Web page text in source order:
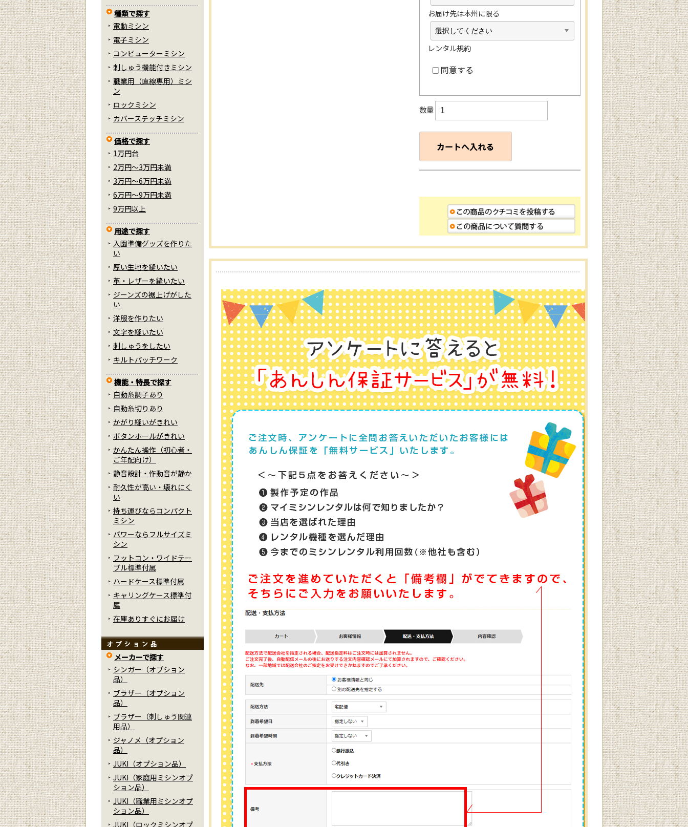
お届け先は本州に限る
レンタル規約
同意する
数量
種類で探す
電動ミシン
電子ミシン
コンピューターミシン
刺しゅう機能付きミシン
職業用（直線専用）ミシ
ン
ロックミシン
カバーステッチミシン
価格で探す
1万円台
2万円～3万円未満
3万円～6万円未満
6万円～9万円未満
9万円以上
用途で探す
入園準備グッズを作りた
い
厚い生地を縫いたい
革・レザーを縫いたい
ジーンズの裾上げがした
い
洋服を作りたい
文字を縫いたい
刺しゅうをしたい
キルトパッチワーク
機能・特長で探す
自動糸調子あり
自動糸切りあり
かがり縫いがきれい
ボタンホールがきれい
かんたん操作（初心者・
ご年配向け）
静音設計・作動音が静か
耐久性が高い・壊れにく
い
持ち運びならコンパクト
ミシン
パワーならフルサイズミ
シン
フットコン・ワイドテー
ブル標準付属
ハードケース標準付属
キャリングケース標準付
属
在庫ありすぐにお届け
メーカーで探す
シンガー（オプション
品）
ブラザー（オプション
品）
ブラザー（刺しゅう関連
用品）
ジャノメ（オプション
品）
JUKI（オプション品）
JUKI（家庭用ミシンオプ
ション品）
JUKI（職業用ミシンオプ
ション品）
JUKI（ロックミシンオプ